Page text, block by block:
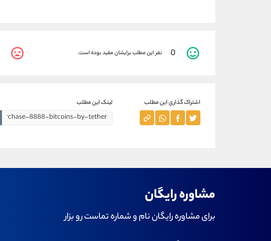
0 نفر این مطلب برایشان مفید بوده است.
اشتراک گذاری این مطلب لینک این مطلب
مشاوره رایگان
برای مشاوره رایگان نام و شماره تماست رو بزار